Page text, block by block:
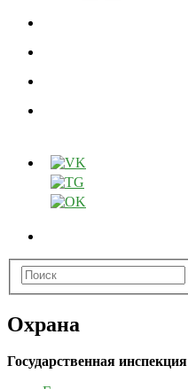
Охрана
Государственная инспекция